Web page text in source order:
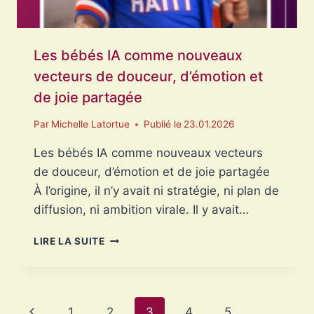
Les bébés IA comme nouveaux
vecteurs de douceur, d’émotion et
de joie partagée
Par Michelle Latortue Publié le 23.01.2026
Les bébés IA comme nouveaux vecteurs
de douceur, d’émotion et de joie partagée
À l’origine, il n’y avait ni stratégie, ni plan de
diffusion, ni ambition virale. Il y avait…
LIRE LA SUITELES
NOUVEAUX
VECTEURS
Page